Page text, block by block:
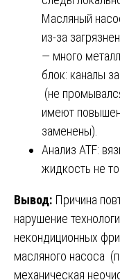
Масляный
из-за
— много
блок: каналы
(не
имеют
заменены).
Анализ ATF:
жидкость не
Вывод: Причина
нарушение
некондиционных
масляного насоса
механическая